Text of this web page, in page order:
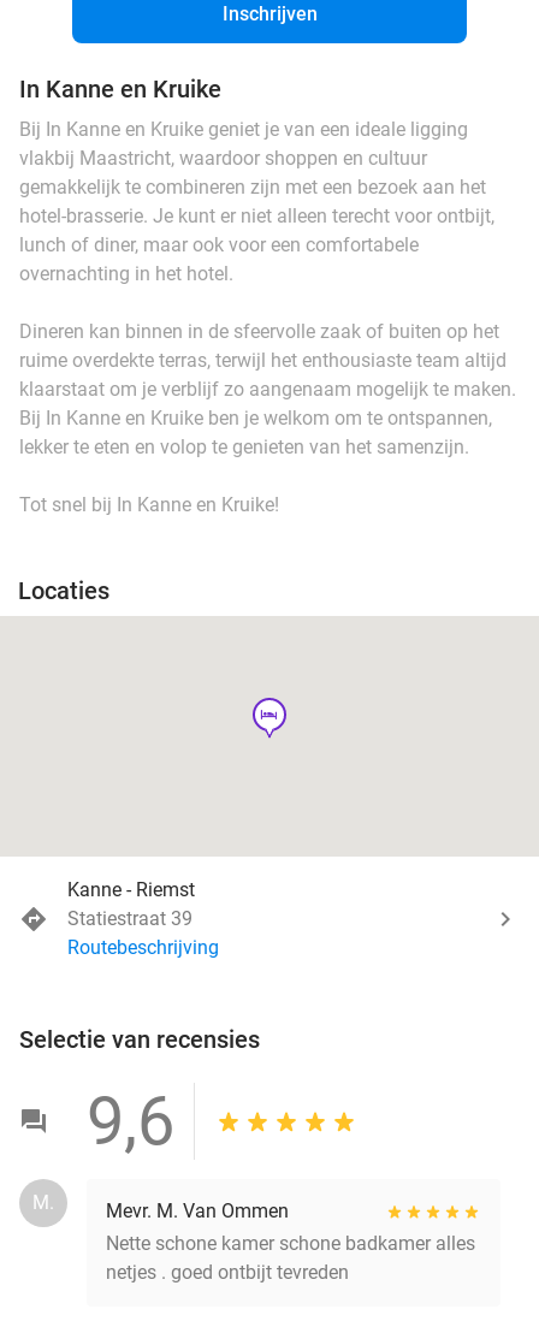
Inschrijven
In Kanne en Kruike
Bij In Kanne en Kruike geniet je van een ideale ligging
vlakbij Maastricht, waardoor shoppen en cultuur
gemakkelijk te combineren zijn met een bezoek aan het
hotel-brasserie. Je kunt er niet alleen terecht voor ontbijt,
lunch of diner, maar ook voor een comfortabele
overnachting in het hotel.
Dineren kan binnen in de sfeervolle zaak of buiten op het
ruime overdekte terras, terwijl het enthousiaste team altijd
klaarstaat om je verblijf zo aangenaam mogelijk te maken.
Bij In Kanne en Kruike ben je welkom om te ontspannen,
lekker te eten en volop te genieten van het samenzijn.
Tot snel bij In Kanne en Kruike!
Locaties
hotel
Kanne - Riemst
Statiestraat 39
Routebeschrijving
Selectie van recensies
9,6
M.
Mevr. M. Van Ommen
Nette schone kamer schone badkamer alles
netjes . goed ontbijt tevreden